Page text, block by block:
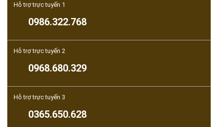
Hỗ trợ trực tuyến 1
0986.322.768
Hỗ trợ trực tuyến 2
0968.680.329
Hỗ trợ trực tuyến 3
0365.650.628